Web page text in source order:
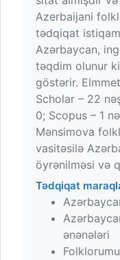
Azerbaijani
tədqiqat
Azərbaycan,
təqdim olunur
göstərir.
Scholar – 22
0; Scopus – 1
Mənsimova
vasitəsilə
öyrənilməsi və
Tədqiqat
ənənələri